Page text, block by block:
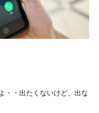
・・出たくないけど、出な